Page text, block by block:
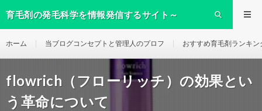
育毛剤の発毛科学を情報発信するサイト～
ホーム 当ブログコンセプトと管理人のプロフ おすすめ育毛剤ランキン
flowrich（フローリッチ）の効果とい
う革命について